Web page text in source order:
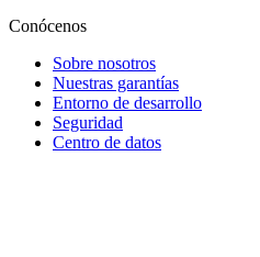
Conócenos
Sobre nosotros
Nuestras garantías
Entorno de desarrollo
Seguridad
Centro de datos